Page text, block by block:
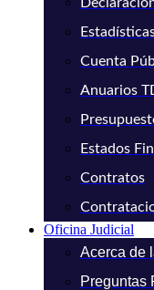
Cuenta
Anuarios
Estados
Contratos
Oficina Judicial
Acerca de
Preguntas